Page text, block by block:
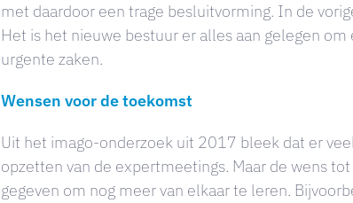
met daardoor een trage besluitvorming. In de
Het is het nieuwe bestuur er alles aan gelegen
urgente zaken.
Wensen voor de toekomst
Uit het imago-onderzoek uit 2017 bleek dat er
opzetten van de expertmeetings. Maar de wens
gegeven om nog meer van elkaar te leren.